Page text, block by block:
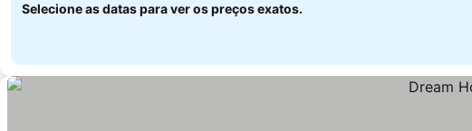
Selecione as datas para ver os preços exatos.